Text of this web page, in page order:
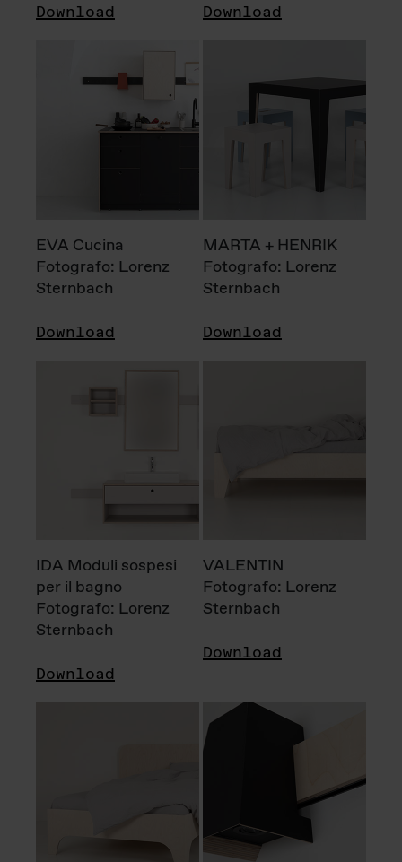
Download Download
EVA Cucina
Fotografo: Lorenz
Sternbach
Download
MARTA + HENRIK
Fotografo: Lorenz
Sternbach
Download
IDA Moduli sospesi
per il bagno
Fotografo: Lorenz
Sternbach
Download
VALENTIN
Fotografo: Lorenz
Sternbach
Download